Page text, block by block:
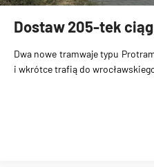
Dostaw 205-tek
Dwa nowe tramwaje typu
i wkrótce trafią do